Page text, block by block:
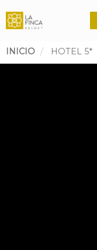
Ruta
INICIO HOTEL 5*